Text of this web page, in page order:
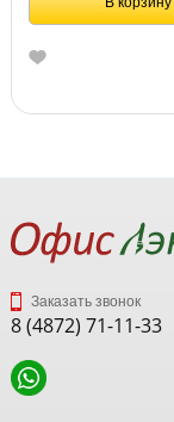
Заказать звонок
8 (4872) 71-11-33